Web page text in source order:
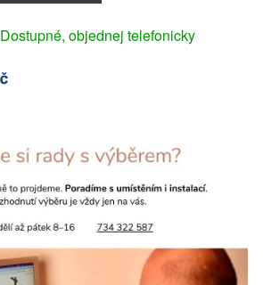
Dostupné, objednej telefonicky